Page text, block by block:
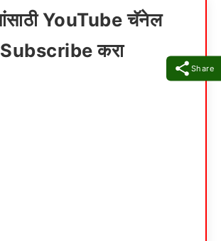
Share
YouTube चॅनेल
Subscribe करा